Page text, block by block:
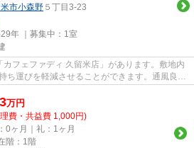
市小森野 ５丁目3-23
年 ｜募集中： 1室
フェファディ 久留米店」があります。敷地内
ち運びを軽減させることができます。通風良好
万円
費・共益費 1,000円)
0ヶ月｜礼：1ヶ月
階：1階